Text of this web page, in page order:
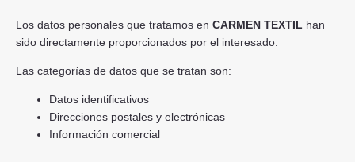
Los datos personales que tratamos en CARMEN TEXTIL han
sido directamente proporcionados por el interesado.
Las categorías de datos que se tratan son:
Datos identificativos
Direcciones postales y electrónicas
Información comercial